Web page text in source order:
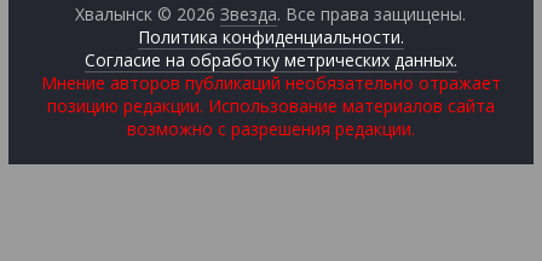
Хвалынск © 2026Звезда. Все права защищены.
Политика конфиденциальности.
Согласие на обработку метрических данных.
Мнение авторов публикаций необязательно отражает
позицию редакции. Использование материалов сайта
возможно с разрешения редакции.